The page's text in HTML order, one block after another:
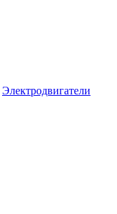
Электродвигатели